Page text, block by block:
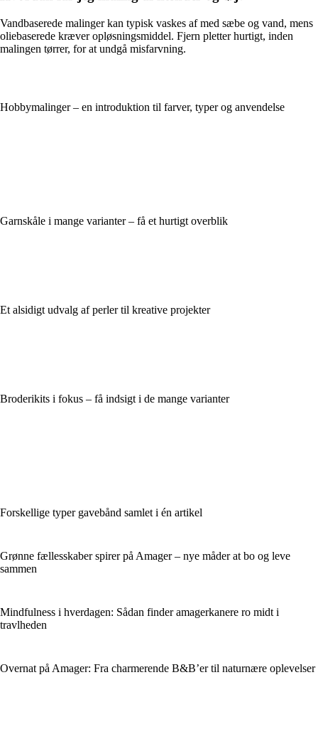
Vandbaserede malinger kan typisk vaskes af med sæbe og vand, mens
oliebaserede kræver opløsningsmiddel. Fjern pletter hurtigt, inden
malingen tørrer, for at undgå misfarvning.
Hobbymalinger – en introduktion til farver, typer og anvendelse
Garnskåle i mange varianter – få et hurtigt overblik
Et alsidigt udvalg af perler til kreative projekter
Broderikits i fokus – få indsigt i de mange varianter
Forskellige typer gavebånd samlet i én artikel
Grønne fællesskaber spirer på Amager – nye måder at bo og leve
sammen
Mindfulness i hverdagen: Sådan finder amagerkanere ro midt i
travlheden
Overnat på Amager: Fra charmerende B&B’er til naturnære oplevelser